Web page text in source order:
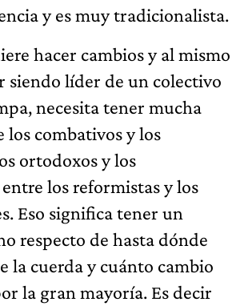
y es muy tradicionalista.
hacer cambios y al mismo
siendo líder de un colectivo
necesita tener mucha
los combativos y los
ortodoxos y los
los reformistas y los
Eso significa tener un
respecto de hasta dónde
la cuerda y cuánto cambio
la gran mayoría. Es decir